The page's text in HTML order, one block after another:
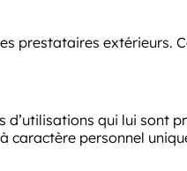
prestataires extérieurs.
qui lui sont
caractère personnel